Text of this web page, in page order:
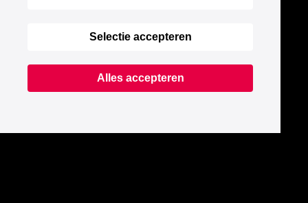
Selectie accepteren
Alles accepteren